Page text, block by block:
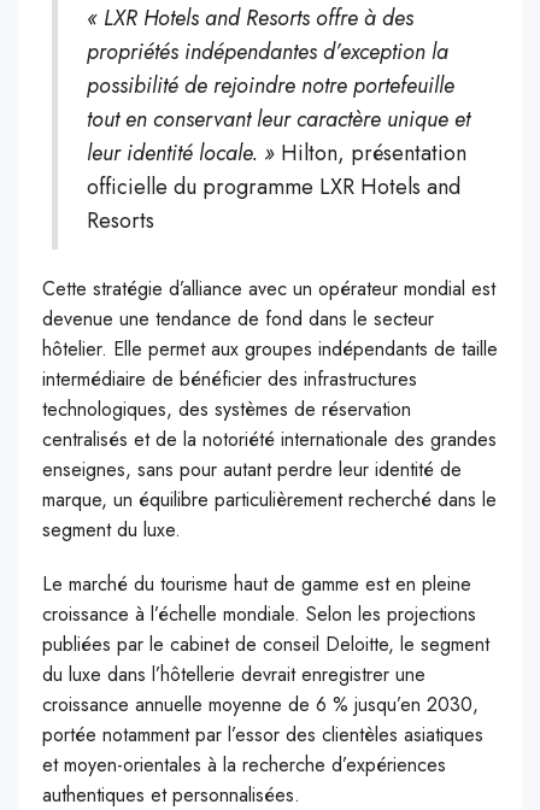
« LXR Hotels and Resorts offre à des
propriétés indépendantes d’exception la
possibilité de rejoindre notre portefeuille
tout en conservant leur caractère unique et
leur identité locale. » Hilton, présentation
officielle du programme LXR Hotels and
Resorts
Cette stratégie d’alliance avec un opérateur mondial est
devenue une tendance de fond dans le secteur
hôtelier. Elle permet aux groupes indépendants de taille
intermédiaire de bénéficier des infrastructures
technologiques, des systèmes de réservation
centralisés et de la notoriété internationale des grandes
enseignes, sans pour autant perdre leur identité de
marque, un équilibre particulièrement recherché dans le
segment du luxe.
Le marché du tourisme haut de gamme est en pleine
croissance à l’échelle mondiale. Selon les projections
publiées par le cabinet de conseil Deloitte, le segment
du luxe dans l’hôtellerie devrait enregistrer une
croissance annuelle moyenne de 6 % jusqu’en 2030,
portée notamment par l’essor des clientèles asiatiques
et moyen-orientales à la recherche d’expériences
authentiques et personnalisées.